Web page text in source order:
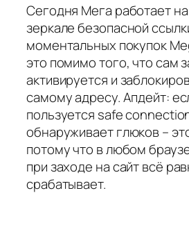
Сегодня Мега работает
зеркале безопасной
моментальных покупок
это помимо того, что сам
активируется и
самому адресу. Апдейт:
пользуется safe
обнаруживает глюков –
потому что в любом
при заходе на сайт всё
срабатывает.